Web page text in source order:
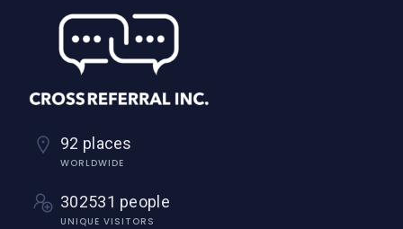
92 places
WORLDWIDE
302531 people
UNIQUE VISITORS